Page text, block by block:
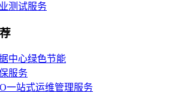
测试服务
中心绿色节能
服务
一站式运维管理服务